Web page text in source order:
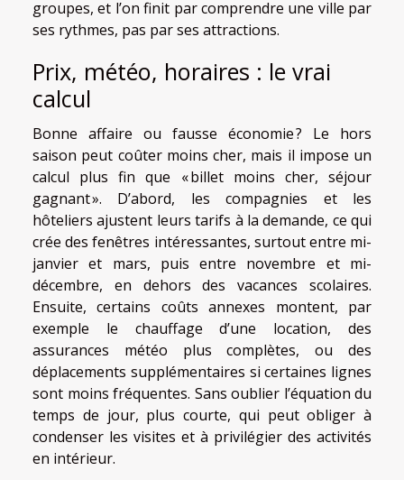
groupes, et l’on finit par comprendre une ville par
ses rythmes, pas par ses attractions.
Prix, météo, horaires : le vrai
calcul
Bonne affaire ou fausse économie ? Le hors
saison peut coûter moins cher, mais il impose un
calcul plus fin que « billet moins cher, séjour
gagnant ». D’abord, les compagnies et les
hôteliers ajustent leurs tarifs à la demande, ce qui
crée des fenêtres intéressantes, surtout entre mi-
janvier et mars, puis entre novembre et mi-
décembre, en dehors des vacances scolaires.
Ensuite, certains coûts annexes montent, par
exemple le chauffage d’une location, des
assurances météo plus complètes, ou des
déplacements supplémentaires si certaines lignes
sont moins fréquentes. Sans oublier l’équation du
temps de jour, plus courte, qui peut obliger à
condenser les visites et à privilégier des activités
en intérieur.